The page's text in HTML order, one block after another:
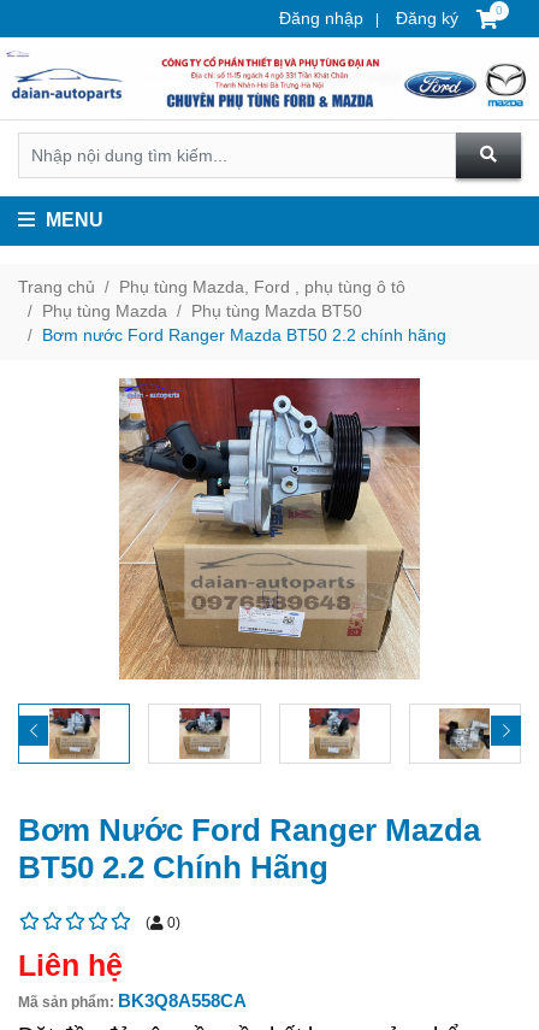
Đăng nhập Đăng ký 0
MENU
Trang chủ
Phụ tùng Mazda, Ford , phụ tùng ô tô
Phụ tùng Mazda
Phụ tùng Mazda BT50
Bơm nước Ford Ranger Mazda BT50 2.2 chính hãng
Bơm Nước Ford Ranger Mazda
BT50 2.2 Chính Hãng
( 0)
Liên hệ
Mã sản phẩm: BK3Q8A558CA